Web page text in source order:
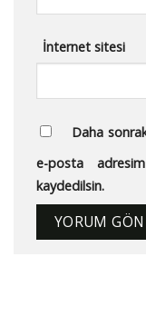
İnternet sitesi
Daha
e-posta
kaydedilsin.